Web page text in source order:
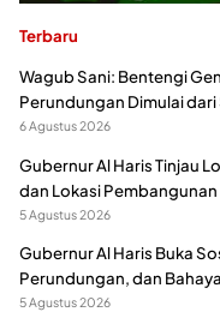
Terbaru
Wagub Sani: Bentengi
Perundungan Dimulai dari
6 Agustus 2026
Gubernur Al Haris Tinjau
dan Lokasi
5 Agustus 2026
Gubernur Al Haris Buka
Perundungan, dan
5 Agustus 2026